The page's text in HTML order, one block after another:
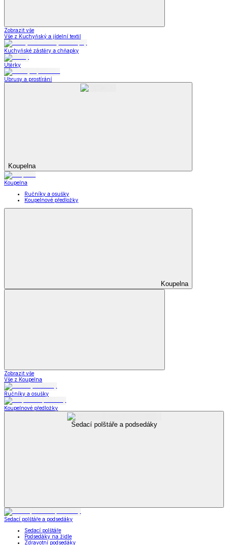
Zobrazit vše
Vše z Kuchyňský a jídelní textil
Kuchyňské zástěry a chňapky
Utěrky
Ubrusy a prostírání
Koupelna
Koupelna
Ručníky a osušky
Koupelnové předložky
Koupelna
Zobrazit vše
Vše z Koupelna
Ručníky a osušky
Koupelnové předložky
Sedací polštáře a podsedáky
Sedací polštáře a podsedáky
Sedací polštáře
Podsedáky na židle
Zdravotní podsedáky